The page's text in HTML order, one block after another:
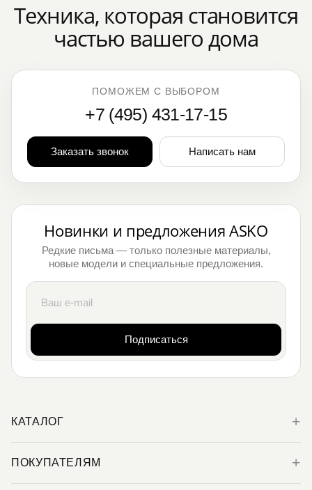
Техника, которая становится
частью вашего дома
ПОМОЖЕМ С ВЫБОРОМ
+7 (495) 431-17-15
Заказать звонок Написать нам
Новинки и предложения ASKO
Редкие письма — только полезные материалы,
новые модели и специальные предложения.
Подписаться
КАТАЛОГ
ПОКУПАТЕЛЯМ